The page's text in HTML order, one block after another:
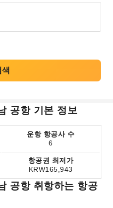
색
공항 기본 정보
운항 항공사 수
6
항공권 최저가
KRW165,943
공항 취항하는 항공